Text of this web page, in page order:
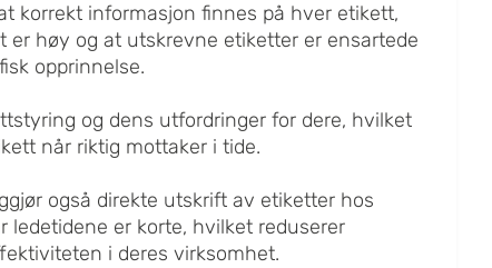
korrekt informasjon finnes på hver etikett,
er høy og at utskrevne etiketter er ensartede
opprinnelse.
og dens utfordringer for dere, hvilket
når riktig mottaker i tide.
også direkte utskrift av etiketter hos
ledetidene er korte, hvilket reduserer
i deres virksomhet.